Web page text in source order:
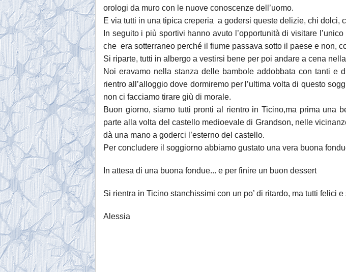
orologi da muro con le nuove conoscenze dell’uomo.
E via tutti in una tipica creperia a godersi queste delizie, chi dolci,
In seguito i più sportivi hanno avuto l’opportunità di visitare
che era sotterraneo perché il fiume passava sotto il paese e non,
Si riparte, tutti in albergo a vestirsi bene per poi andare a cena
Noi eravamo nella stanza delle bambole addobbata con tanti e
rientro all’alloggio dove dormiremo per l’ultima volta di questo
non ci facciamo tirare giù di morale.
Buon giorno, siamo tutti pronti al rientro in Ticino,ma prima una
parte alla volta del castello medioevale di Grandson, nelle
dà una mano a goderci l’esterno del castello.
Per concludere il soggiorno abbiamo gustato una vera buona
In attesa di una buona fondue... e per finire un buon dessert
Si rientra in Ticino stanchissimi con un po’ di ritardo, ma tutti felici e
Alessia